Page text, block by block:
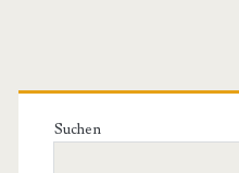
Primäre
Seitenleiste
Suchen